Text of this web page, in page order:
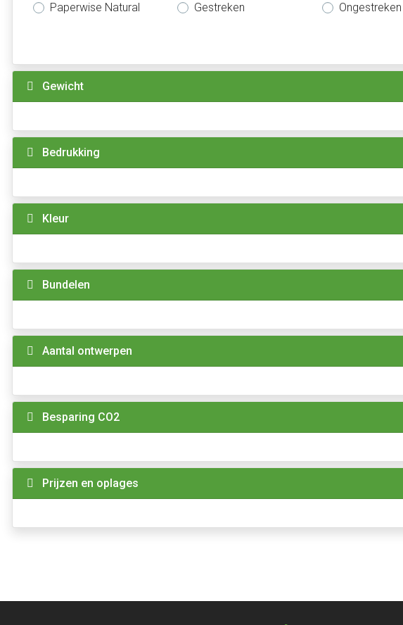
Paperwise Natural Gestreken Ongestreken
Gewicht
Bedrukking
Kleur
Bundelen
Aantal ontwerpen
Besparing CO2
Prijzen en oplages